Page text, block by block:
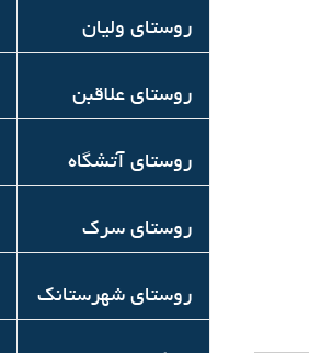
روستای ولیان
روستای علاقبن
روستای آتشگاه
روستای سرک
روستای شهرستانک